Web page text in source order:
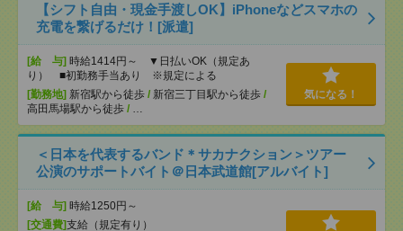
【シフト自由・現金手渡しOK】iPhoneなどスマホの
充電を繋げるだけ！[派遣]
[給 与] 時給1414円～ ▼日払いOK（規定あ
り） ■初勤務手当あり ※規定による
[勤務地] 新宿駅から徒歩 / 新宿三丁目駅から徒歩 /
高田馬場駅から徒歩 / …
気になる！
＜日本を代表するバンド＊サカナクション＞ツアー
公演のサポートバイト＠日本武道館[アルバイト]
[給 与] 時給1250円～
[交通費]支給（規定有り）